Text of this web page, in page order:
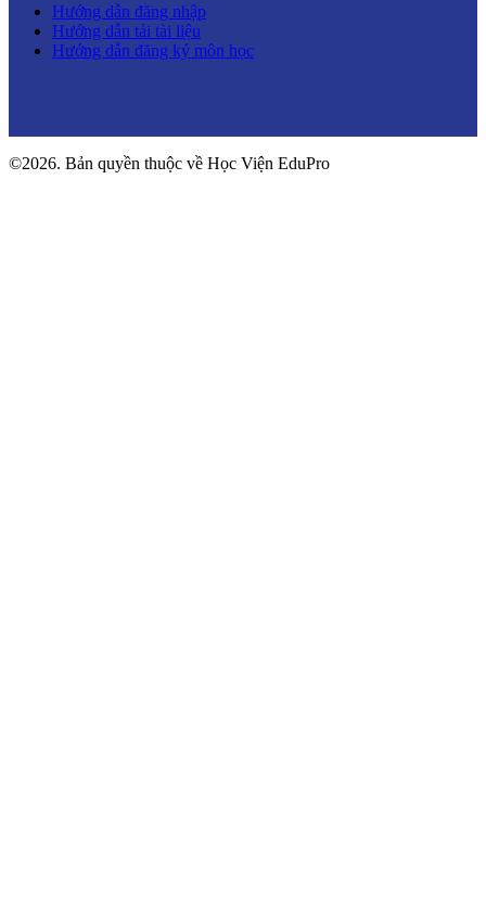
Hướng dẫn đăng nhập
Hướng dẫn tải tài liệu
Hướng dẫn đăng ký môn học
©2026. Bản quyền thuộc về Học Viện EduPro